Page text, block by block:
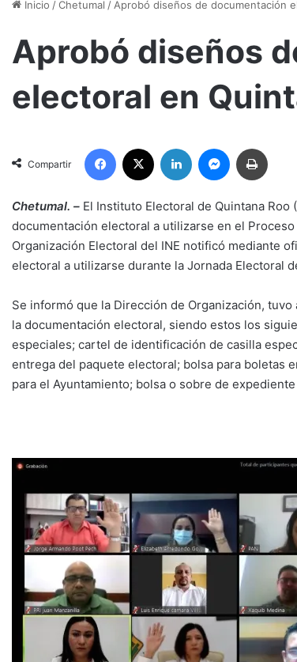
Inicio /Chetumal / Aprobó diseños de documentación
Aprobó diseños
electoral en
Compartir
Facebook LinkedIn Messenger
Chetumal. – El Instituto Electoral de Quintana
documentación electoral a utilizarse en el
Organización Electoral del INE notificó mediante
electoral a utilizarse durante la Jornada Electoral
Se informó que la Dirección de Organización,
la documentación electoral, siendo estos los
especiales; cartel de identificación de casilla
entrega del paquete electoral; bolsa para boletas
para el Ayuntamiento; bolsa o sobre de